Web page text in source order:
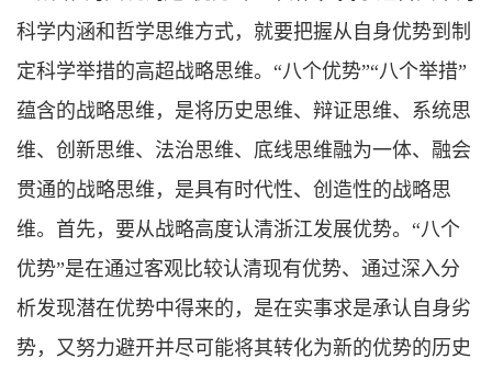
科学内涵和哲学思维方式，就要把握从自身优势到制
定科学举措的高超战略思维。“八个优势”“八个举措”
蕴含的战略思维，是将历史思维、辩证思维、系统思
维、创新思维、法治思维、底线思维融为一体、融会
贯通的战略思维，是具有时代性、创造性的战略思
维。首先，要从战略高度认清浙江发展优势。“八个
优势”是在通过客观比较认清现有优势、通过深入分
析发现潜在优势中得来的，是在实事求是承认自身劣
势，又努力避开并尽可能将其转化为新的优势的历史